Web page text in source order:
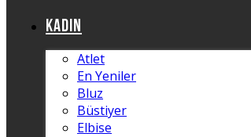
Kadın
Atlet
En Yeniler
Bluz
Büstiyer
Elbise